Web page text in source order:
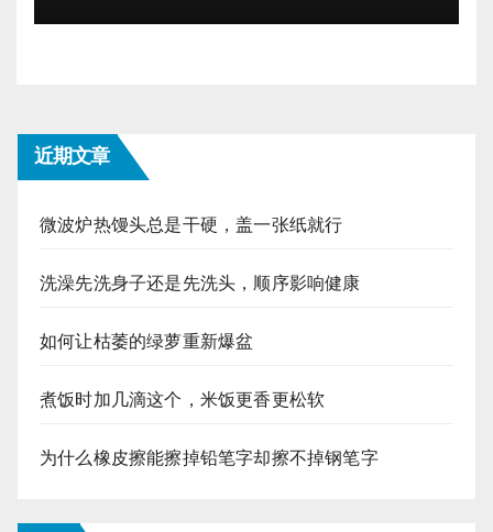
近期文章
微波炉热馒头总是干硬，盖一张纸就行
洗澡先洗身子还是先洗头，顺序影响健康
如何让枯萎的绿萝重新爆盆
煮饭时加几滴这个，米饭更香更松软
为什么橡皮擦能擦掉铅笔字却擦不掉钢笔字